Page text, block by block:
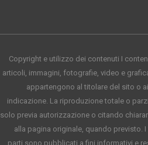
Copyright e utilizzo dei contenuti I
articoli, immagini, fotografie, video e
appartengono al titolare del sito o
indicazione. La riproduzione totale o
solo previa autorizzazione o citando
alla pagina originale, quando previsto.
parti sono pubblicati a fini informativi e